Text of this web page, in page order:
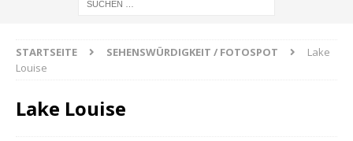
STARTSEITE SEHENSWÜRDIGKEIT / FOTOSPOT
Lake
Louise
Lake Louise